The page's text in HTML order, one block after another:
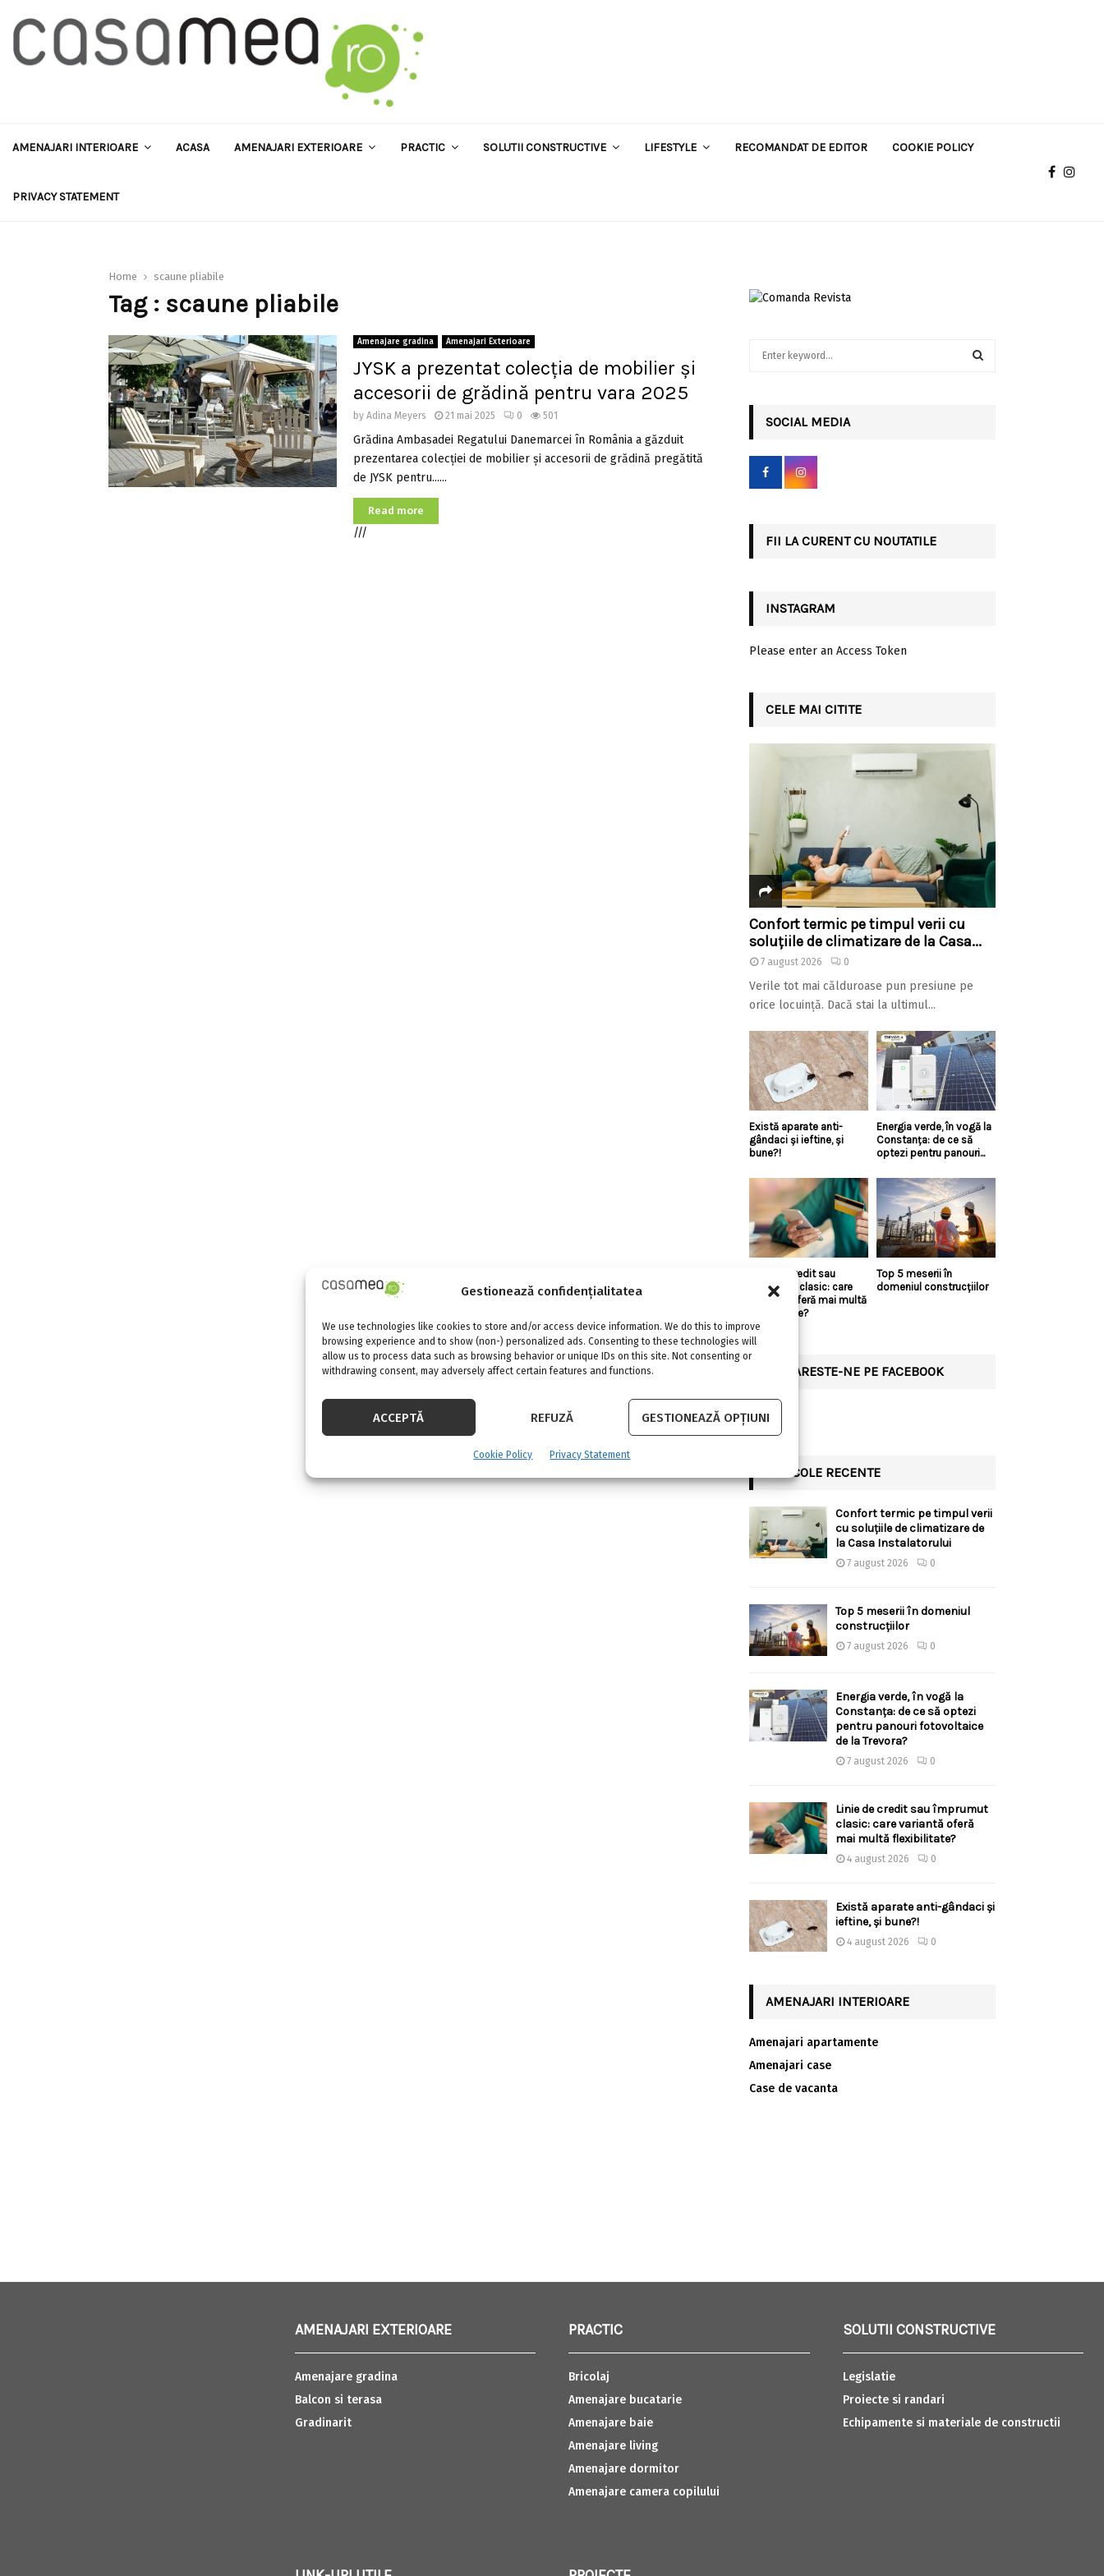
Gestionează confidențialitatea
We use technologies like cookies to store and/or access device information. We do this to improve
browsing experience and to show (non-) personalized ads. Consenting to these technologies will
allow us to process data such as browsing behavior or unique IDs on this site. Not consenting or
withdrawing consent, may adversely affect certain features and functions.
ACCEPTĂ REFUZĂ GESTIONEAZĂ OPȚIUNI
Cookie Policy Privacy Statement
AMENAJARI INTERIOARE ACASA AMENAJARI EXTERIOARE PRACTIC SOLUTII CONSTRUCTIVE LIFESTYLE RECOMANDAT DE EDITOR COOKIE POLICY
PRIVACY STATEMENT
Home scaune pliabile
Tag : scaune pliabile
Amenajare gradina Amenajari Exterioare
JYSK a prezentat colecția de mobilier și
accesorii de grădină pentru vara 2025
by Adina Meyers 21 mai 2025 0 501
Grădina Ambasadei Regatului Danemarcei în România a găzduit
prezentarea colecției de mobilier și accesorii de grădină pregătită
de JYSK pentru......
Read more
///
r
SOCIAL MEDIA
FII LA CURENT CU NOUTATILE
INSTAGRAM
Please enter an Access Token
CELE MAI CITITE
Confort termic pe timpul verii cu
soluțiile de climatizare de la Casa...
7 august 2026 0
Verile tot mai călduroase pun presiune pe
orice locuință. Dacă stai la ultimul...
Există aparate anti-
gândaci și ieftine, și
bune?!
Energia verde, în vogă la
Constanța: de ce să
optezi pentru panouri...
Linie de credit sau
împrumut clasic: care
variantă oferă mai multă
flexibilitate?
Top 5 meserii în
domeniul construcțiilor
URMARESTE-NE PE FACEBOOK
ARTICOLE RECENTE
Confort termic pe timpul verii
cu soluțiile de climatizare de
la Casa Instalatorului
7 august 2026 0
Top 5 meserii în domeniul
construcțiilor
7 august 2026 0
Energia verde, în vogă la
Constanța: de ce să optezi
pentru panouri fotovoltaice
de la Trevora?
7 august 2026 0
Linie de credit sau împrumut
clasic: care variantă oferă
mai multă flexibilitate?
4 august 2026 0
Există aparate anti-gândaci și
ieftine, și bune?!
4 august 2026 0
AMENAJARI INTERIOARE
Amenajari apartamente
Amenajari case
Case de vacanta
AMENAJARI EXTERIOARE
Amenajare gradina
Balcon si terasa
Gradinarit
PRACTIC
Bricolaj
Amenajare bucatarie
Amenajare baie
Amenajare living
Amenajare dormitor
Amenajare camera copilului
SOLUTII CONSTRUCTIVE
Legislatie
Proiecte si randari
Echipamente si materiale de constructii